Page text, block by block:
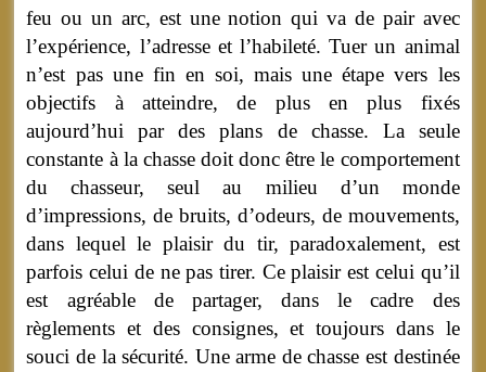
feu ou un arc, est une notion qui va de pair avec
l’expérience, l’adresse et l’habileté. Tuer un animal
n’est pas une fin en soi, mais une étape vers les
objectifs à atteindre, de plus en plus fixés
aujourd’hui par des plans de chasse. La seule
constante à la chasse doit donc être le comportement
du chasseur, seul au milieu d’un monde
d’impressions, de bruits, d’odeurs, de mouvements,
dans lequel le plaisir du tir, paradoxalement, est
parfois celui de ne pas tirer. Ce plaisir est celui qu’il
est agréable de partager, dans le cadre des
règlements et des consignes, et toujours dans le
souci de la sécurité. Une arme de chasse est destinée